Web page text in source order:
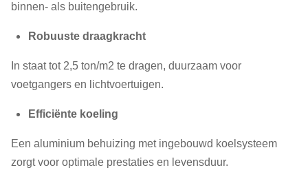
binnen- als buitengebruik.
Robuuste draagkracht
In staat tot 2,5 ton/m2 te dragen, duurzaam voor
voetgangers en lichtvoertuigen.
Efficiënte koeling
Een aluminium behuizing met ingebouwd koelsysteem
zorgt voor optimale prestaties en levensduur.